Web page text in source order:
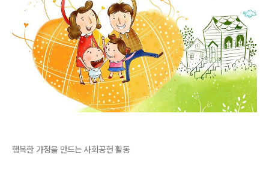
행복한 가정을 만드는 사회공헌 활동